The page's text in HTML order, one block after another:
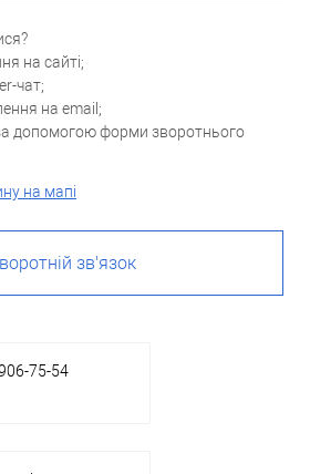
на сайті;
чат;
на email;
допомогою форми зворотнього
на мапі
зв'язок
75-54